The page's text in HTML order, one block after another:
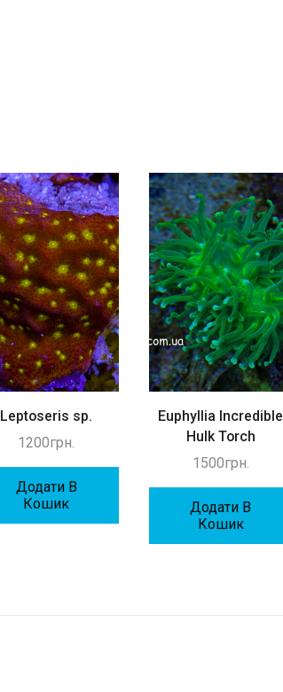
Leptoseris sp.
1200грн.
Додати В
Кошик
Euphyllia Incredible
Hulk Torch
1500грн.
Додати В
Кошик